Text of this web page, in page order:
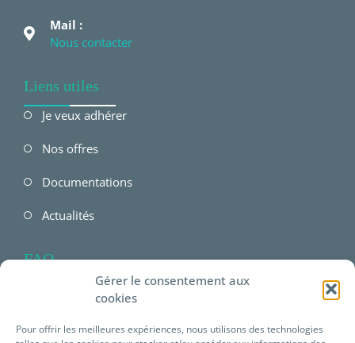
Gérer le consentement aux
cookies
Pour offrir les meilleures expériences, nous utilisons des technologies
Mail :
Nous contacter
Liens utiles
Je veux adhérer
Nos offres
Documentations
Actualités
FAQ
FAQ Employeur